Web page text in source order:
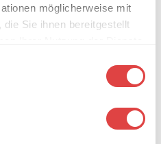
möglicherweise mit
Sie ihnen bereitgestellt